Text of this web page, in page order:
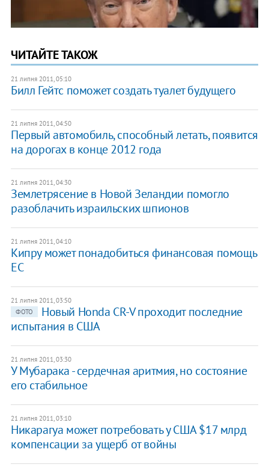
ЧИТАЙТЕ ТАКОЖ
21 липня 2011, 05:10
Билл Гейтс поможет создать туалет будущего
21 липня 2011, 04:50
Первый автомобиль, способный летать, появится
на дорогах в конце 2012 года
21 липня 2011, 04:30
Землетрясение в Новой Зеландии помогло
разоблачить израильских шпионов
21 липня 2011, 04:10
Кипру может понадобиться финансовая помощь
ЕС
21 липня 2011, 03:50
ФОТО
Новый Honda CR-V проходит последние
испытания в США
21 липня 2011, 03:30
У Мубарака - сердечная аритмия, но состояние
его стабильное
21 липня 2011, 03:10
Никарагуа может потребовать у США $17 млрд
компенсации за ущерб от войны